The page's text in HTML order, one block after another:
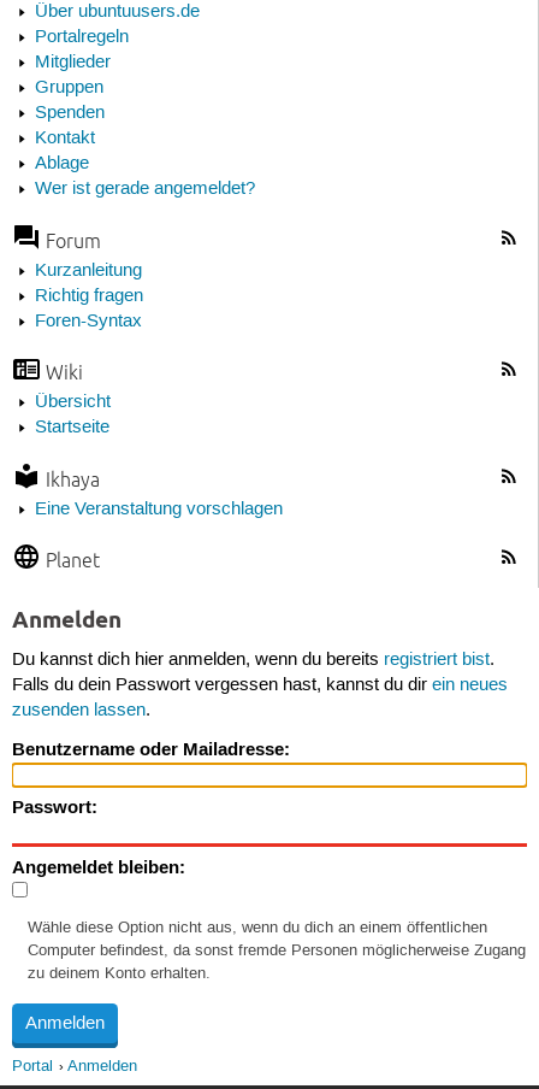
Über ubuntuusers.de
Portalregeln
Mitglieder
Gruppen
Spenden
Kontakt
Ablage
Wer ist gerade angemeldet?
Forum
Kurzanleitung
Richtig fragen
Foren-Syntax
Wiki
Übersicht
Startseite
Ikhaya
Eine Veranstaltung vorschlagen
Planet
Anmelden
Du kannst dich hier anmelden, wenn du bereits registriert bist.
Falls du dein Passwort vergessen hast, kannst du dir ein neues
zusenden lassen.
Benutzername oder Mailadresse:
Passwort:
Angemeldet bleiben:
Wähle diese Option nicht aus, wenn du dich an einem öffentlichen
Computer befindest, da sonst fremde Personen möglicherweise Zugang
zu deinem Konto erhalten.
Portal Anmelden